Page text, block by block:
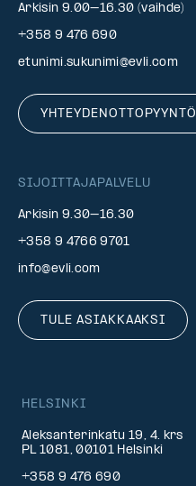
Arkisin 9.00–16.30 (vaihde)
+358 9 476 690
etunimi.sukunimi@evli.com
YHTEYDENOTTOPYYNTÖ
SIJOITTAJAPALVELU
Arkisin 9.30–16.30
+358 9 4766 9701
info@evli.com
TULE ASIAKKAAKSI
HELSINKI
Aleksanterinkatu 19, 4. krs
PL 1081, 00101 Helsinki
+358 9 476 690